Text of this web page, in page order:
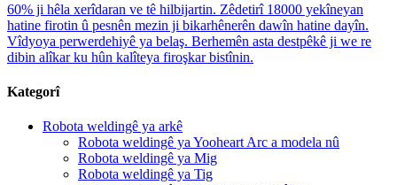
60% ji hêla xerîdaran ve tê hilbijartin. Zêdetirî 18000 yekîneyan
hatine firotin û pesnên mezin ji bikarhênerên dawîn hatine dayîn.
Vîdyoya perwerdehiyê ya belaş. Berhemên asta destpêkê ji we re
dibin alîkar ku hûn kalîteya firoşkar bistînin.
Kategorî
Robota weldingê ya arkê
Robota weldingê ya Yooheart Arc a modela nû
Robota weldingê ya Mig
Robota weldingê ya Tig